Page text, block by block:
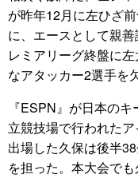
が昨年12月に左ひざ
に、エースとして親
レミアリーグ終盤に
なアタッカー2選手を
『ESPN』が日本の
立競技場で行われた
出場した久保は後半
を担った。本大会でも